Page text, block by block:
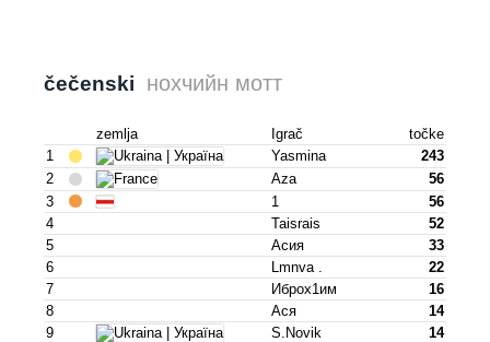
čečenski нохчийн мотт
zemlja Igrač
točke
1
Yasmina
243
2
Aza
56
3
1
56
4
Taisrais
52
5
Асия
33
6
Lmnva .
22
7
Иброх1им
16
8
Ася
14
9
S.novik
14